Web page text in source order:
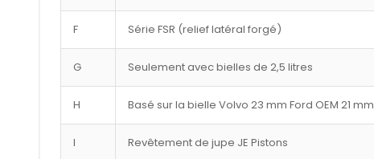
F Série FSR (relief latéral forgé)
G Seulement avec bielles de 2,5 litres
H Basé sur la bielle Volvo 23 mm Ford OEM 21 mm
I Revêtement de jupe JE Pistons